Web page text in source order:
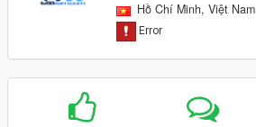
Hồ Chí Minh, Việt Nam